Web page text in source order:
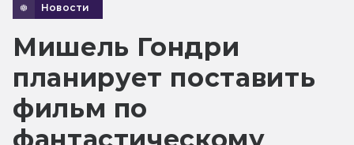
Новости
Мишель Гондри
планирует поставить
фильм по
фантастическому